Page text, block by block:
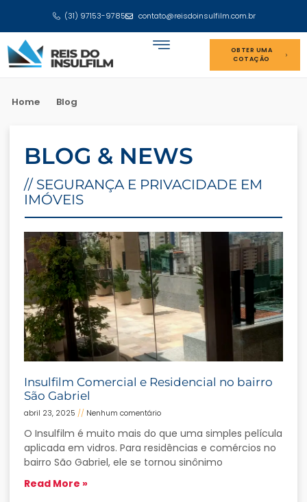
(31) 97153-9785 contato@reisdoinsulfilm.com.br
OBTER UMA
COTAÇÃO
Home Blog
BLOG & NEWS
// SEGURANÇA E PRIVACIDADE EM
IMÓVEIS
Insulfilm Comercial e Residencial no bairro
São Gabriel
abril 23, 2025 Nenhum comentário
O Insulfilm é muito mais do que uma simples película
aplicada em vidros. Para residências e comércios no
bairro São Gabriel, ele se tornou sinônimo
Read More »